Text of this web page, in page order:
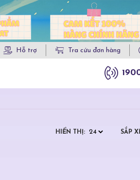
Hỗ trợ Tra cứu đơn hàng
HIỂN THỊ: SẮP